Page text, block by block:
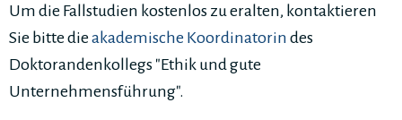
Um die Fallstudien kostenlos zu eralten, kontaktieren
Sie bitte dieakademische Koordinatorin des
Doktorandenkollegs "Ethik und gute
Unternehmensführung".